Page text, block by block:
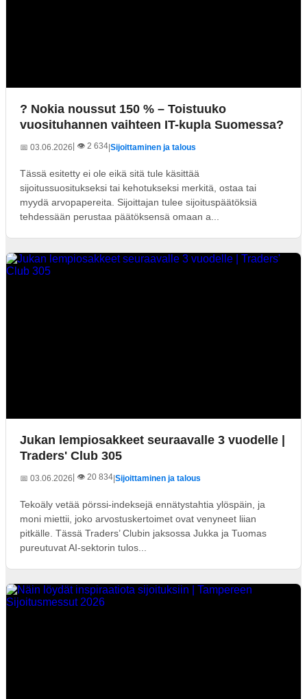
? Nokia noussut 150 % – Toistuuko
vuosituhannen vaihteen IT-kupla Suomessa?
📅 03.06.2026 | 👁️ 2 634|Sijoittaminen ja talous
Tässä esitetty ei ole eikä sitä tule käsittää
sijoitussuositukseksi tai kehotukseksi merkitä, ostaa tai
myydä arvopapereita. Sijoittajan tulee sijoituspäätöksiä
tehdessään perustaa päätöksensä omaan a...
Jukan lempiosakkeet seuraavalle 3 vuodelle |
Traders' Club 305
📅 03.06.2026 | 👁️ 20 834|Sijoittaminen ja talous
Tekoäly vetää pörssi-indeksejä ennätystahtia ylöspäin, ja
moni miettii, joko arvostuskertoimet ovat venyneet liian
pitkälle. Tässä Traders’ Clubin jaksossa Jukka ja Tuomas
pureutuvat AI-sektorin tulos...